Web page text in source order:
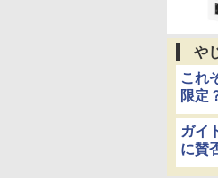
や
これ
限定
ガイ
に賛